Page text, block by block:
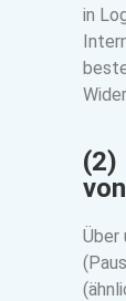
in
(2)
Über